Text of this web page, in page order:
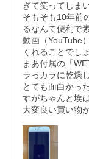
ぎて笑ってしま
そもそも10年前
るなんて便利で
動画（YouTube
くれることでし
まあ付属の「
ラっカラに乾燥
とても面白かっ
すがちゃんと埃
大変良い買い物